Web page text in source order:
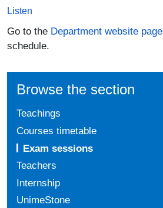
Listen
Go to the Department website page
schedule.
Browse the section
Teachings
Courses timetable
Exam sessions
Teachers
Internship
UnimeStone